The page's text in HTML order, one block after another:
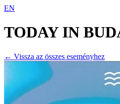
EN
TODAY IN
← Vissza az összes eseményhez